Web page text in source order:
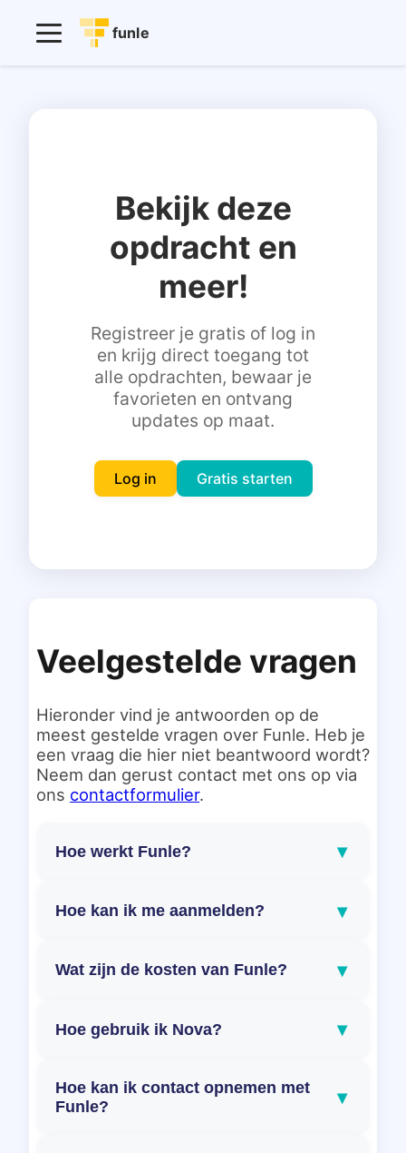
funle
Inloggen
Gratis starten
Bekijk deze
opdracht en
meer!
Registreer je gratis of log in
en krijg direct toegang tot
alle opdrachten, bewaar je
favorieten en ontvang
updates op maat.
Log in Gratis starten
Veelgestelde vragen
Hieronder vind je antwoorden op de
meest gestelde vragen over Funle. Heb je
een vraag die hier niet beantwoord wordt?
Neem dan gerust contact met ons op via
ons contactformulier.
Hoe werkt Funle? ▾
Hoe kan ik me aanmelden? ▾
Wat zijn de kosten van Funle? ▾
Hoe gebruik ik Nova? ▾
Hoe kan ik contact opnemen met
Funle?
▾